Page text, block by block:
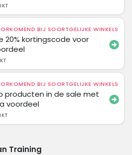
BIJ SOORTGELIJKE WINKELS
20% kortingscode voor
BIJ SOORTGELIJKE WINKELS
producten in de sale met
voordeel
Training